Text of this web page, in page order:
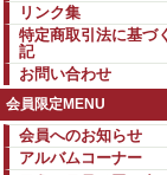
リンク集
特定商取引法に基づ
記
お問い合わせ
会員限定MENU
会員へのお知らせ
アルバムコーナー